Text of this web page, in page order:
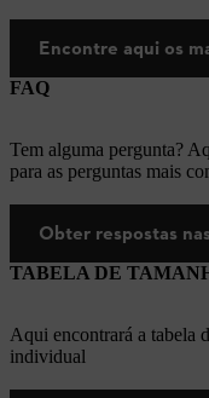
Encontre aqui os
FAQ
Tem alguma pergunta?
para as perguntas mais
Obter respostas
TABELA DE
Aqui encontrará a tabela
individual